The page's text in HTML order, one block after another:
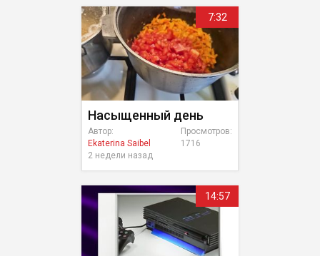
7:32
Насыщенный день
Просмотров:
1716
Автор:
Ekaterina Saibel
2 недели назад
14:57